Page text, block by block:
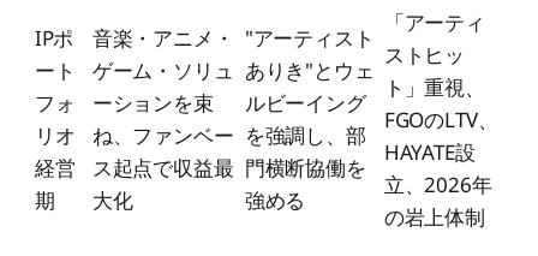
IPポ
ート
フォ
リオ
経営
期
音楽・アニメ・
ゲーム・ソリュ
ーションを束
ね、ファンベー
ス起点で収益最
大化
"アーティスト
ありき"とウェ
ルビーイング
を強調し、部
門横断協働を
強める
「アーティ
ストヒッ
ト」重視、
FGOのLTV、
HAYATE設
立、2026年
の岩上体制